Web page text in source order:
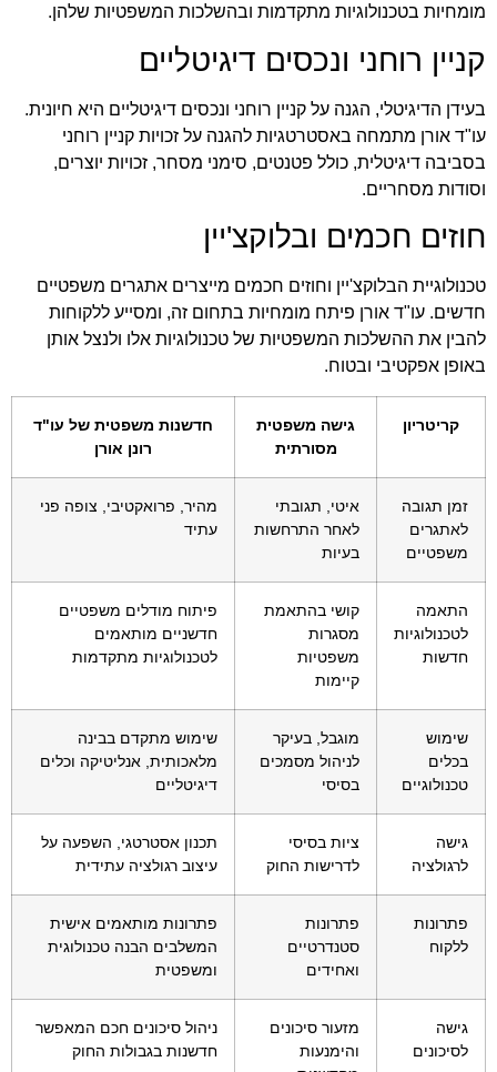
מומחיות בטכנולוגיות מתקדמות ובהשלכות המשפטיות שלהן.
קניין רוחני ונכסים דיגיטליים
בעידן הדיגיטלי, הגנה על קניין רוחני ונכסים דיגיטליים היא חיונית.
עו"ד אורן מתמחה באסטרטגיות להגנה על זכויות קניין רוחני
בסביבה דיגיטלית, כולל פטנטים, סימני מסחר, זכויות יוצרים,
וסודות מסחריים.
חוזים חכמים ובלוקצ'יין
טכנולוגיית הבלוקצ'יין וחוזים חכמים מייצרים אתגרים משפטיים
חדשים. עו"ד אורן פיתח מומחיות בתחום זה, ומסייע ללקוחות
להבין את ההשלכות המשפטיות של טכנולוגיות אלו ולנצל אותן
באופן אפקטיבי ובטוח.
קריטריון
גישה משפטית
מסורתית
חדשנות משפטית של עו"ד
רונן אורן
זמן תגובה
לאתגרים
משפטיים
איטי, תגובתי
לאחר התרחשות
בעיות
מהיר, פרואקטיבי, צופה פני
עתיד
התאמה
לטכנולוגיות
חדשות
קושי בהתאמת
מסגרות
משפטיות
קיימות
פיתוח מודלים משפטיים
חדשניים מותאמים
לטכנולוגיות מתקדמות
שימוש
בכלים
טכנולוגיים
מוגבל, בעיקר
לניהול מסמכים
בסיסי
שימוש מתקדם בבינה
מלאכותית, אנליטיקה וכלים
דיגיטליים
גישה
לרגולציה
ציות בסיסי
לדרישות החוק
תכנון אסטרטגי, השפעה על
עיצוב רגולציה עתידית
פתרונות
ללקוח
פתרונות
סטנדרטיים
ואחידים
פתרונות מותאמים אישית
המשלבים הבנה טכנולוגית
ומשפטית
גישה
לסיכונים
מזעור סיכונים
והימנעות
ניהול סיכונים חכם המאפשר
חדשנות בגבולות החוק